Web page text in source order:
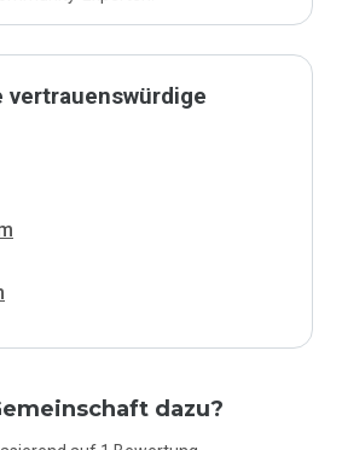
vertrauenswürdige
dazu?